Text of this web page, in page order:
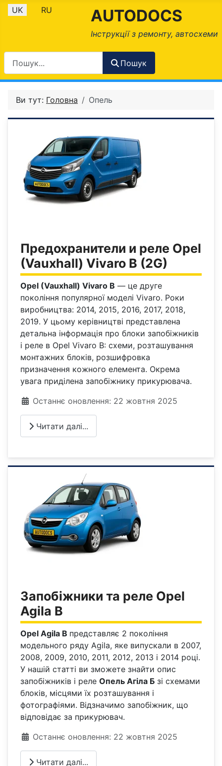
Оберіть свою мову
UK RU AUTODOCS
Інструкції з ремонту, автосхеми
Пошук
Ви тут: Головна Опель
Предохранители и реле Opel
(Vauxhall) Vivaro B (2G)
Opel (Vauxhall) Vivaro B — це друге
покоління популярної моделі Vivaro. Роки
виробництва: 2014, 2015, 2016, 2017, 2018,
2019. У цьому керівництві представлена
детальна інформація про блоки запобіжників
і реле в Opel Vivaro B: схеми, розташування
монтажних блоків, розшифровка
призначення кожного елемента. Окрема
увага приділена запобіжнику прикурювача.
Деталі
Останнє оновлення: 22 жовтня 2025
Читати далі...
Запобіжники та реле Opel
Agila B
Opel Agila B представляє 2 покоління
модельного ряду Agila, яке випускали в 2007,
2008, 2009, 2010, 2011, 2012, 2013 і 2014 році.
У нашій статті ви зможете знайти опис
запобіжників і реле Опель Агіла Б зі схемами
блоків, місцями їх розташування і
фотографіями. Відзначимо запобіжник, що
відповідає за прикурювач.
Деталі
Останнє оновлення: 22 жовтня 2025
Читати далі...